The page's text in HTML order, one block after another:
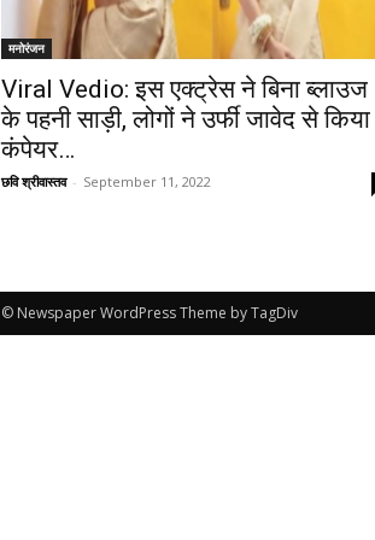
मनोरंजन
Viral Vedio: इस एक्ट्रेस ने बिना ब्लाउज
के पहनी साड़ी, लोगों ने उर्फी जावेद से किया
कंपेयर…
छवि श्रीवास्तव - September 11, 2022
© Newspaper WordPress Theme by TagDiv